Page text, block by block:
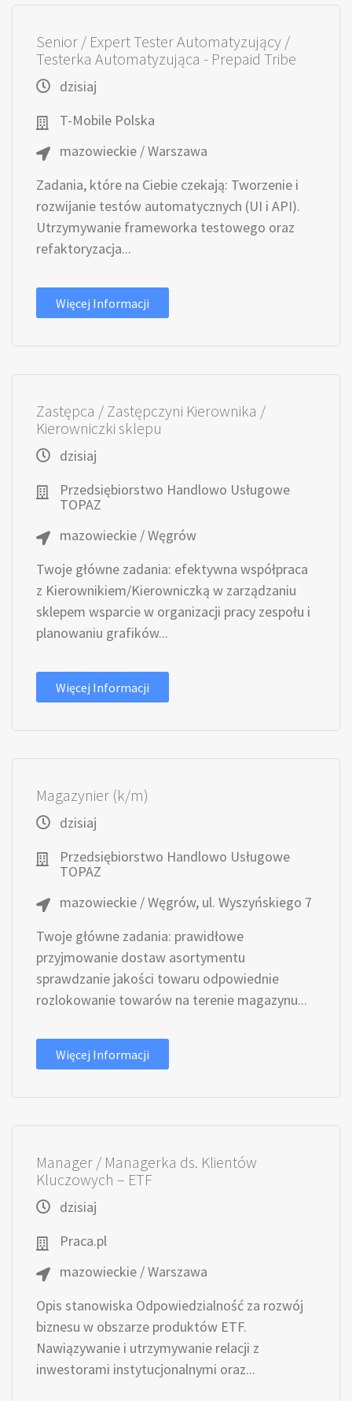
Senior / Expert Tester Automatyzujący /
Testerka Automatyzująca - Prepaid Tribe
dzisiaj
T-Mobile Polska
mazowieckie / Warszawa
Zadania, które na Ciebie czekają: Tworzenie i
rozwijanie testów automatycznych (UI i API).
Utrzymywanie frameworka testowego oraz
refaktoryzacja...
Więcej Informacji
Zastępca / Zastępczyni Kierownika /
Kierowniczki sklepu
dzisiaj
Przedsiębiorstwo Handlowo Usługowe
TOPAZ
mazowieckie / Węgrów
Twoje główne zadania: efektywna współpraca
z Kierownikiem/Kierowniczką w zarządzaniu
sklepem wsparcie w organizacji pracy zespołu i
planowaniu grafików...
Więcej Informacji
Magazynier (k/m)
dzisiaj
Przedsiębiorstwo Handlowo Usługowe
TOPAZ
mazowieckie / Węgrów, ul. Wyszyńskiego 7
Twoje główne zadania: prawidłowe
przyjmowanie dostaw asortymentu
sprawdzanie jakości towaru odpowiednie
rozlokowanie towarów na terenie magazynu...
Więcej Informacji
Manager / Managerka ds. Klientów
Kluczowych – ETF
dzisiaj
Praca.pl
mazowieckie / Warszawa
Opis stanowiska Odpowiedzialność za rozwój
biznesu w obszarze produktów ETF.
Nawiązywanie i utrzymywanie relacji z
inwestorami instytucjonalnymi oraz...